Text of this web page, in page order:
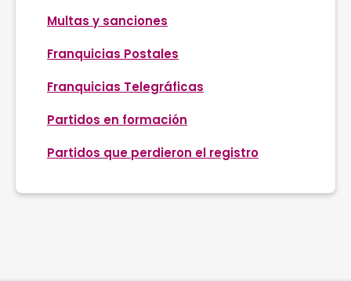
Multas y sanciones
Franquicias Postales
Franquicias Telegráficas
Partidos en formación
Partidos que perdieron el registro